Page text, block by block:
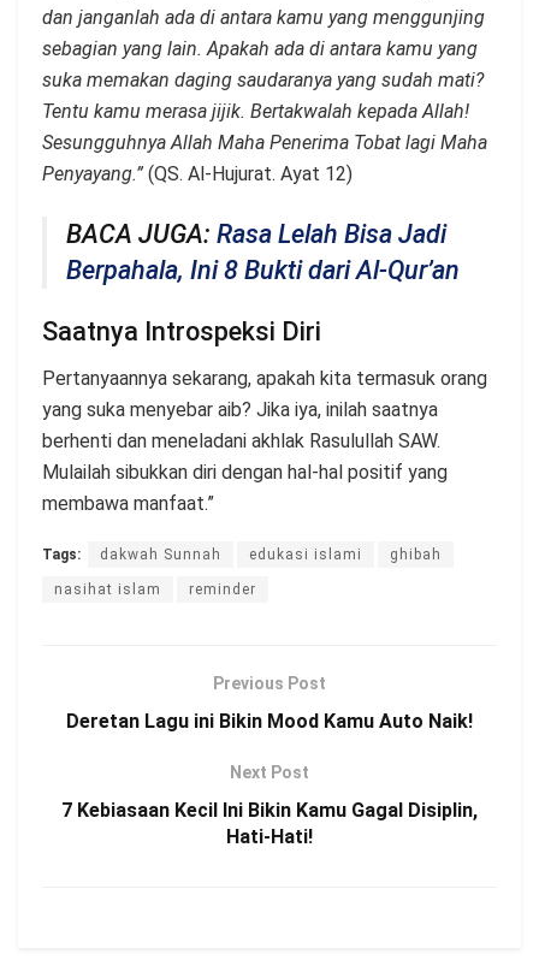
dan janganlah ada di antara kamu yang menggunjing
sebagian yang lain. Apakah ada di antara kamu yang
suka memakan daging saudaranya yang sudah mati?
Tentu kamu merasa jijik. Bertakwalah kepada Allah!
Sesungguhnya Allah Maha Penerima Tobat lagi Maha
Penyayang.” (QS. Al-Hujurat. Ayat 12)
BACA JUGA: Rasa Lelah Bisa Jadi
Berpahala, Ini 8 Bukti dari Al-Qur’an
Saatnya Introspeksi Diri
Pertanyaannya sekarang, apakah kita termasuk orang
yang suka menyebar aib? Jika iya, inilah saatnya
berhenti dan meneladani akhlak Rasulullah SAW.
Mulailah sibukkan diri dengan hal-hal positif yang
membawa manfaat.”
Tags: dakwah Sunnah edukasi islami ghibah
nasihat islam reminder
Previous Post
Deretan Lagu ini Bikin Mood Kamu Auto Naik!
Next Post
7 Kebiasaan Kecil Ini Bikin Kamu Gagal Disiplin,
Hati-Hati!